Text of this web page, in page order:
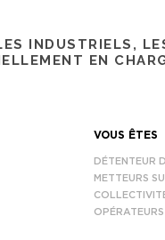
INDUSTRIELS,
EN
VOUS ÊTES
DÉTENTEUR
METTEURS